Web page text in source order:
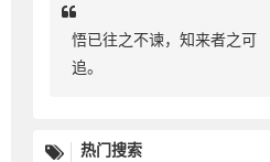
悟已往之不谏，知来者之可
追。
热门搜索